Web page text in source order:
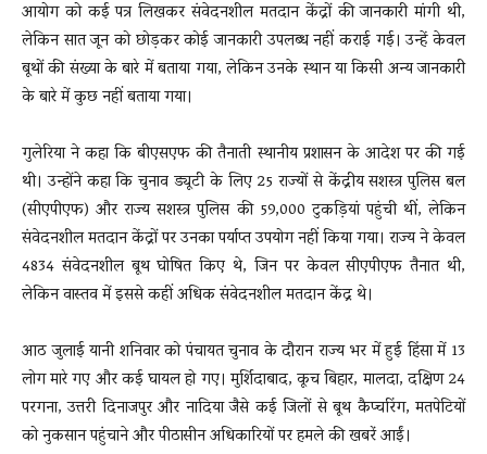
आयोग को कई पत्र लिखकर संवेदनशील मतदान केंद्रों की जानकारी मांगी थी,
लेकिन सात जून को छोड़कर कोई जानकारी उपलब्ध नहीं कराई गई। उन्हें केवल
बूथों की संख्या के बारे में बताया गया, लेकिन उनके स्थान या किसी अन्य जानकारी
के बारे में कुछ नहीं बताया गया।
गुलेरिया ने कहा कि बीएसएफ की तैनाती स्थानीय प्रशासन के आदेश पर की गई
थी। उन्होंने कहा कि चुनाव ड्यूटी के लिए 25 राज्यों से केंद्रीय सशस्त्र पुलिस बल
(सीएपीएफ) और राज्य सशस्त्र पुलिस की 59,000 टुकड़ियां पहुंची थीं, लेकिन
संवेदनशील मतदान केंद्रों पर उनका पर्याप्त उपयोग नहीं किया गया। राज्य ने केवल
4834 संवेदनशील बूथ घोषित किए थे, जिन पर केवल सीएपीएफ तैनात थी,
लेकिन वास्तव में इससे कहीं अधिक संवेदनशील मतदान केंद्र थे।
आठ जुलाई यानी शनिवार को पंचायत चुनाव के दौरान राज्य भर में हुई हिंसा में 13
लोग मारे गए और कई घायल हो गए। मुर्शिदाबाद, कूच बिहार, मालदा, दक्षिण 24
परगना, उत्तरी दिनाजपुर और नादिया जैसे कई जिलों से बूथ कैप्चरिंग, मतपेटियों
को नुकसान पहुंचाने और पीठासीन अधिकारियों पर हमले की खबरें आईं।